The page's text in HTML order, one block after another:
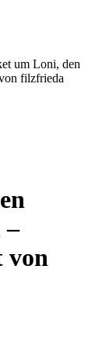
um Loni, den
filzfrieda
–
von